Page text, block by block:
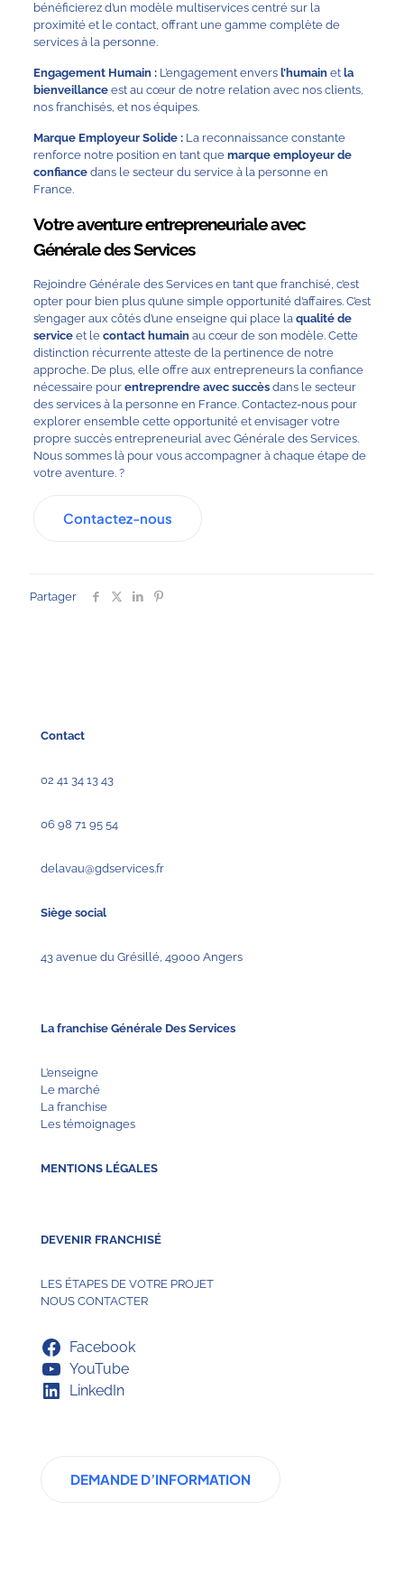
bénéficierez d’un modèle multiservices centré sur la
proximité et le contact, offrant une gamme complète de
services à la personne.
Engagement Humain :L’engagement envers l’humainet la
bienveillanceest au cœur de notre relation avec nos clients,
nos franchisés, et nos équipes.
Marque Employeur Solide :La reconnaissance constante
renforce notre position en tant que marque employeur de
confiancedans le secteur du service à la personne en
France.
Votre aventure entrepreneuriale avec
Générale des Services
Rejoindre Générale des Services en tant que franchisé, c’est
opter pour bien plus qu’une simple opportunité d’affaires. C’est
s’engager aux côtés d’une enseigne qui place la qualité de
serviceet le contact humainau cœur de son modèle. Cette
distinction récurrente atteste de la pertinence de notre
approche. De plus, elle offre aux entrepreneurs la confiance
nécessaire pour entreprendre avec succèsdans le secteur
des services à la personne en France. Contactez-nous pour
explorer ensemble cette opportunité et envisager votre
propre succès entrepreneurial avec Générale des Services.
Nous sommes là pour vous accompagner à chaque étape de
votre aventure. ?
Contactez-nous
Partager
Contact
02 41 34 13 43
06 98 71 95 54
delavau@gdservices.fr
Siège social
43 avenue du Grésillé, 49000 Angers
La franchise Générale Des Services
L’enseigne
Le marché
La franchise
Les témoignages
MENTIONS LÉGALES
DEVENIR FRANCHISÉ
LES ÉTAPES DE VOTRE PROJET
NOUS CONTACTER
Facebook
YouTube
LinkedIn
DEMANDE D’INFORMATION